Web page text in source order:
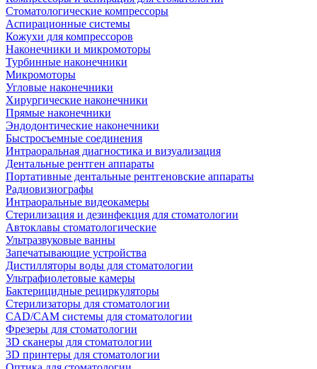
Стоматологические компрессоры
Аспирационные системы
Кожухи для компрессоров
Наконечники и микромоторы
Турбинные наконечники
Микромоторы
Угловые наконечники
Хирургические наконечники
Прямые наконечники
Эндодонтические наконечники
Быстросъемные соединения
Интраоральная диагностика и визуализация
Дентальные рентген аппараты
Портативные дентальные рентгеновские аппараты
Радиовизиографы
Интраоральные видеокамеры
Стерилизация и дезинфекция для стоматологии
Автоклавы стоматологические
Ультразвуковые ванны
Запечатывающие устройства
Дистилляторы воды для стоматологии
Ультрафиолетовые камеры
Бактерицидные рециркуляторы
Стерилизаторы для стоматологии
CAD/CAM системы для стоматологии
Фрезеры для стоматологии
3D cканеры для стоматологии
3D принтеры для стоматологии